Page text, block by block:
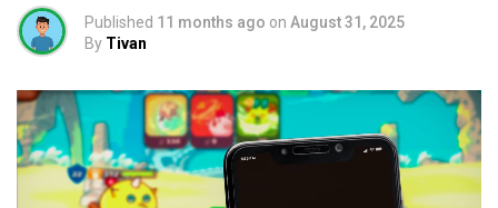
Published 11 months ago on August 31, 2025
By Tivan